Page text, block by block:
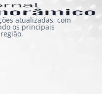
atualizadas, com
os principais